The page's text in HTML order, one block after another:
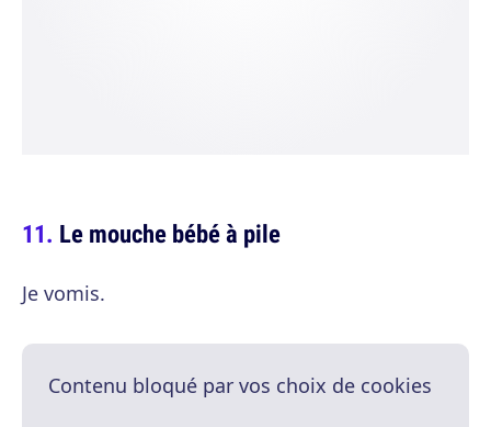
Le mouche bébé à pile
Je vomis.
Contenu bloqué par vos choix de cookies